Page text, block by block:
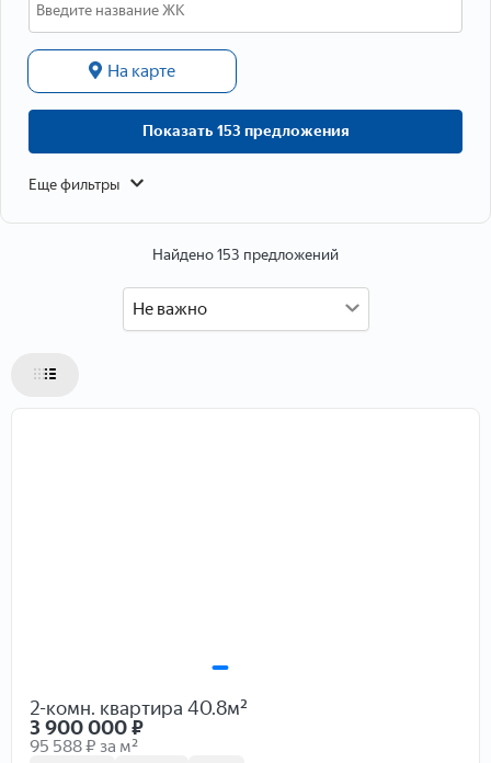
Данные о расположении
Данные об объекте
Общая площадь
Жилая площадь
На карте
Показать 153 предложения
Еще фильтры
Найдено 153 предложений
Не важно
2-комн. квартира 40.8м²
3 900 000₽
95 588 ₽ за м²